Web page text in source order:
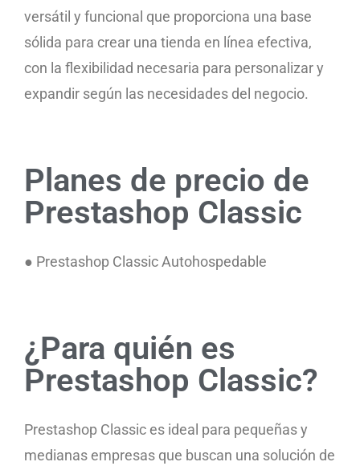
versátil y funcional que proporciona una base
sólida para crear una tienda en línea efectiva,
con la flexibilidad necesaria para personalizar y
expandir según las necesidades del negocio.
Planes de precio de
Prestashop Classic
● Prestashop Classic Autohospedable
¿Para quién es
Prestashop Classic?
Prestashop Classic es ideal para pequeñas y
medianas empresas que buscan una solución de